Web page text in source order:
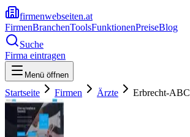
firmenwebseiten.at
FirmenBranchenToolsFunktionenPreiseBlog
Suche
Firma eintragen
Menü öffnen
Startseite Firmen Ärzte Erbrecht-ABC